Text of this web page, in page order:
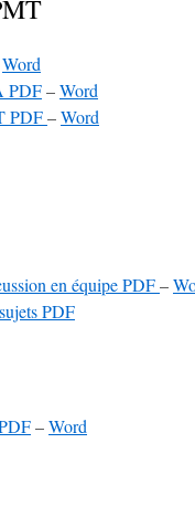
Word
PDF–Word
PDF–Word
en équipe PDF–
PDF
–Word